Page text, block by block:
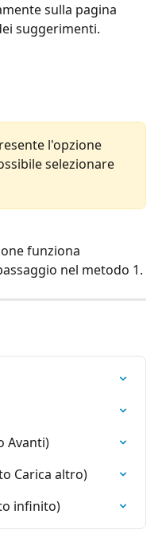
sulla pagina
suggerimenti.
l'opzione
selezionare
funziona
nel metodo 1.
Avanti)
Carica altro)
infinito)